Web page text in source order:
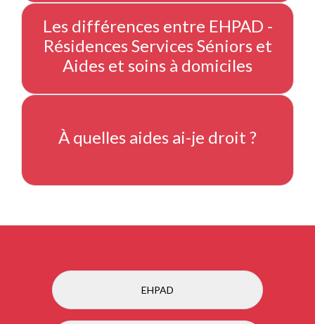
Les différences entre EHPAD -
Résidences Services Séniors et
Aides et soins à domiciles
À quelles aides ai-je droit ?
EHPAD